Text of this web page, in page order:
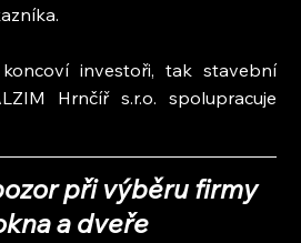
investoři, tak stavební
Hrnčíř s.r.o. spolupracuje
při výběru firmy
a dveře